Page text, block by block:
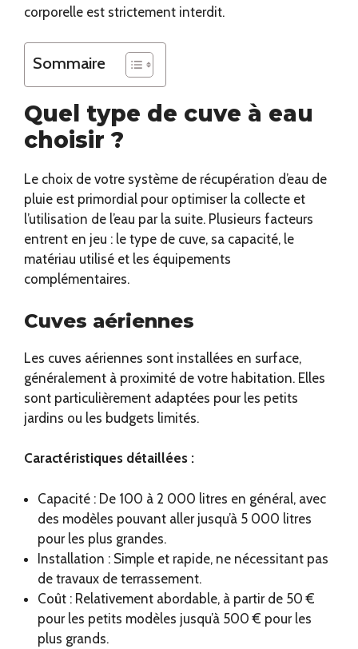
corporelle est strictement interdit.
Sommaire
Quel type de cuve à eau
choisir ?
Le choix de votre système de récupération d’eau de
pluie est primordial pour optimiser la collecte et
l’utilisation de l’eau par la suite. Plusieurs facteurs
entrent en jeu : le type de cuve, sa capacité, le
matériau utilisé et les équipements
complémentaires.
Cuves aériennes
Les cuves aériennes sont installées en surface,
généralement à proximité de votre habitation. Elles
sont particulièrement adaptées pour les petits
jardins ou les budgets limités.
Caractéristiques détaillées :
Capacité : De 100 à 2 000 litres en général, avec
des modèles pouvant aller jusqu’à 5 000 litres
pour les plus grandes.
Installation : Simple et rapide, ne nécessitant pas
de travaux de terrassement.
Coût : Relativement abordable, à partir de 50 €
pour les petits modèles jusqu’à 500 € pour les
plus grands.